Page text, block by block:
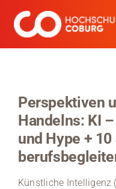
Inhalt
springen
Kooperieren
Hochschule
Perspektiven
Handelns: KI
und Hype +
Künstliche Intelligenz